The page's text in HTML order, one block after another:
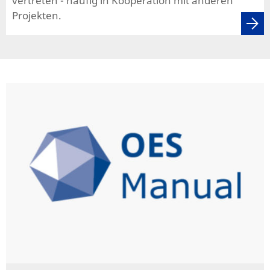
Projekten.